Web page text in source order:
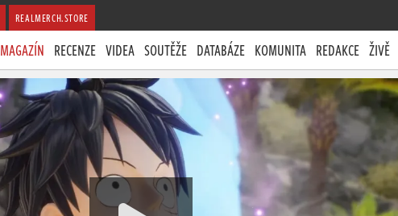
REALMERCH.STORE
MAGAZÍN RECENZE VIDEA SOUTĚŽE DATABÁZE KOMUNITA REDAKCE ŽIVĚ